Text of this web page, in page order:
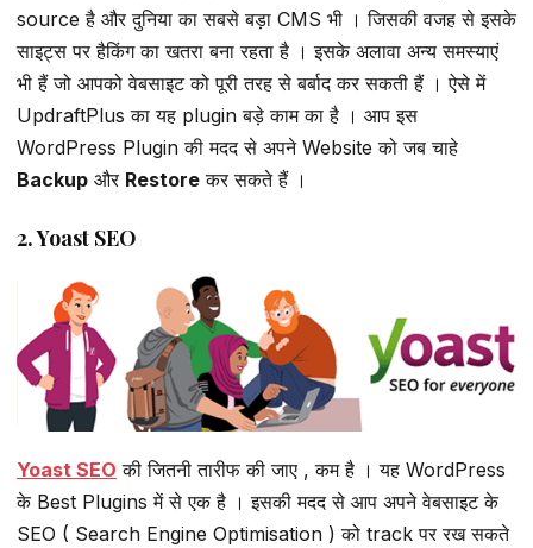
source है और दुनिया का सबसे बड़ा CMS भी । जिसकी वजह से इसके
साइट्स पर हैकिंग का खतरा बना रहता है । इसके अलावा अन्य समस्याएं
भी हैं जो आपको वेबसाइट को पूरी तरह से बर्बाद कर सकती हैं । ऐसे में
UpdraftPlus का यह plugin बड़े काम का है । आप इस
WordPress Plugin की मदद से अपने Website को जब चाहे
Backup और Restore कर सकते हैं ।
2. Yoast SEO
Yoast SEO की जितनी तारीफ की जाए , कम है । यह WordPress
के Best Plugins में से एक है । इसकी मदद से आप अपने वेबसाइट के
SEO ( Search Engine Optimisation ) को track पर रख सकते